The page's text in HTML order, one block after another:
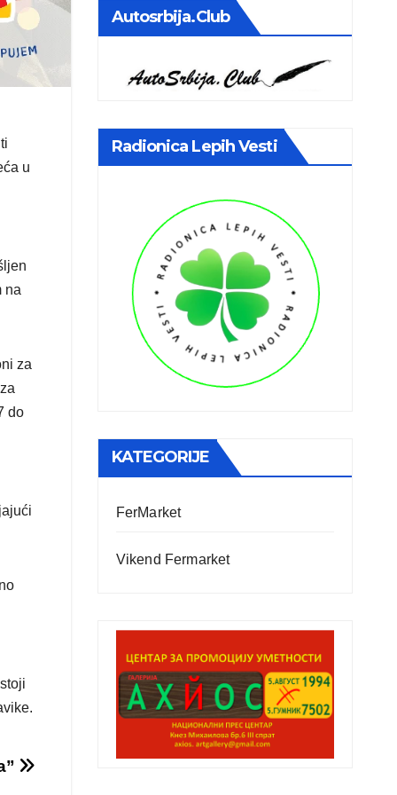
u
na
za
do
Autosrbija.club
Radionica Lepih Vesti
KATEGORIJE
FerMarket
Vikend Fermarket